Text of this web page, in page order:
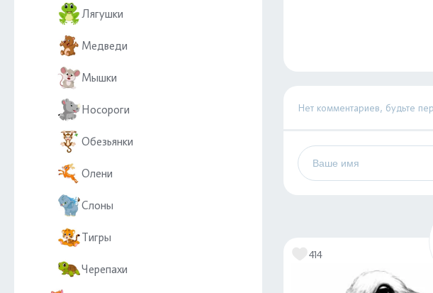
Лягушки
Медведи
Мышки
Носороги
Обезьянки
Олени
Слоны
Тигры
Черепахи
Нет комментариев, будьте
414